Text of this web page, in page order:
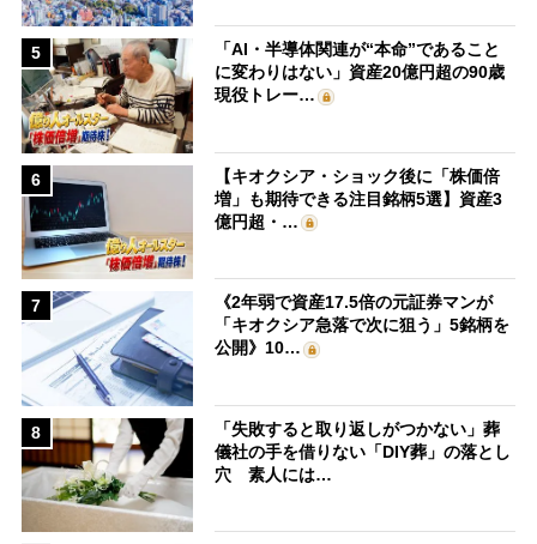
5
「AI・半導体関連が“本命”であること
に変わりはない」資産20億円超の90歳
現役トレー…
6
【キオクシア・ショック後に「株価倍
増」も期待できる注目銘柄5選】資産3
億円超・…
7
《2年弱で資産17.5倍の元証券マンが
「キオクシア急落で次に狙う」5銘柄を
公開》10…
8
「失敗すると取り返しがつかない」葬
儀社の手を借りない「DIY葬」の落とし
穴 素人には…